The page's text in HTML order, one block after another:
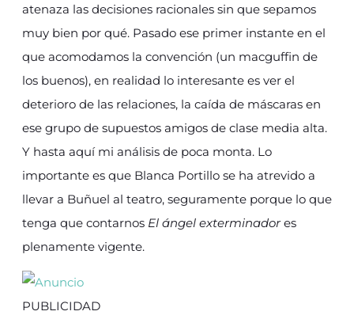
atenaza las decisiones racionales sin que sepamos
muy bien por qué. Pasado ese primer instante en el
que acomodamos la convención (un macguffin de
los buenos), en realidad lo interesante es ver el
deterioro de las relaciones, la caída de máscaras en
ese grupo de supuestos amigos de clase media alta.
Y hasta aquí mi análisis de poca monta. Lo
importante es que Blanca Portillo se ha atrevido a
llevar a Buñuel al teatro, seguramente porque lo que
tenga que contarnos El ángel exterminadores
plenamente vigente.
PUBLICIDAD